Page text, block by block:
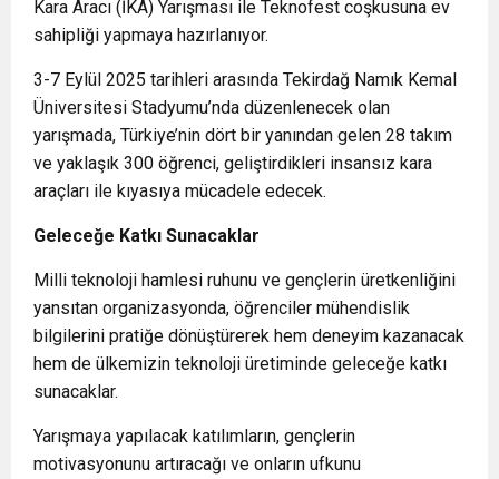
Kara Aracı (İKA) Yarışması ile Teknofest coşkusuna ev
sahipliği yapmaya hazırlanıyor.
3-7 Eylül 2025 tarihleri arasında Tekirdağ Namık Kemal
Üniversitesi Stadyumu’nda düzenlenecek olan
yarışmada, Türkiye’nin dört bir yanından gelen 28 takım
ve yaklaşık 300 öğrenci, geliştirdikleri insansız kara
araçları ile kıyasıya mücadele edecek.
Geleceğe Katkı Sunacaklar
Milli teknoloji hamlesi ruhunu ve gençlerin üretkenliğini
yansıtan organizasyonda, öğrenciler mühendislik
bilgilerini pratiğe dönüştürerek hem deneyim kazanacak
hem de ülkemizin teknoloji üretiminde geleceğe katkı
sunacaklar.
Yarışmaya yapılacak katılımların, gençlerin
motivasyonunu artıracağı ve onların ufkunu